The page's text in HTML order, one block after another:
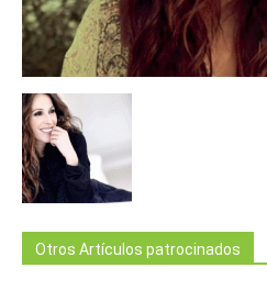
Otros Artículos patrocinados